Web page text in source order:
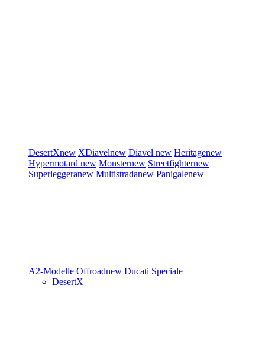
DesertXnew XDiavelnew Diavel new Heritagenew
Hypermotard new Monsternew Streetfighternew
Superleggeranew Multistradanew Panigalenew
A2-Modelle Offroadnew Ducati Speciale
DesertX